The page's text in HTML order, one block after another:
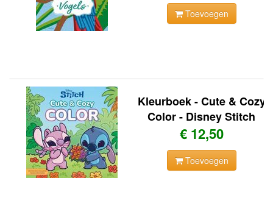
Toevoegen
Kleurboek - Cute & Cozy
Color - Disney Stitch
€ 12,50
Toevoegen